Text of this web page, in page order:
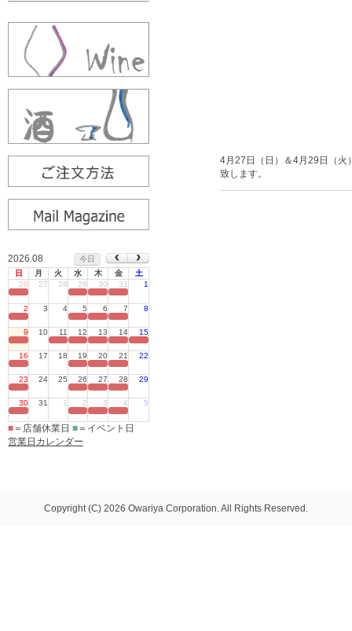
2026.08
今日
日
月 火 水 木 金
土
26
27 28 29 30 31 1
2 3 4 5 6 7 8
9 10 11 12 13 14 15
16 17 18 19 20 21 22
23 24 25 26 27 28 29
30 31 1 2 3 4 5
■ ＝店舗休業日 ■ ＝イベント日
営業日カレンダー
4月27日（日）＆4月29日（
致します。
Copyright (C) 2026 Owariya Corporation. All Rights Reserved.